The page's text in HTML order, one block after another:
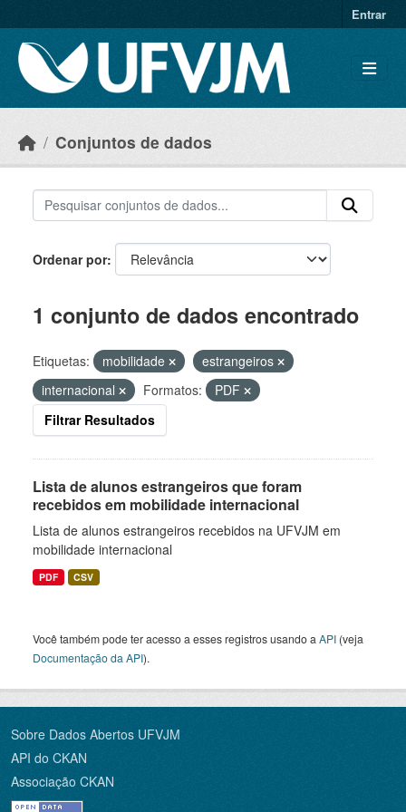
Entrar
Conjuntos de dados
Ordenar por
1 conjunto de dados encontrado
Etiquetas: mobilidade
estrangeiros
internacional
Formatos:
PDF
Filtrar Resultados
Lista de alunos estrangeiros que foram
recebidos em mobilidade internacional
Lista de alunos estrangeiros recebidos na UFVJM em
mobilidade internacional
PDF CSV
Você também pode ter acesso a esses registros usando a API (veja
Documentação da API).
Sobre Dados Abertos UFVJM
API do CKAN
Associação CKAN